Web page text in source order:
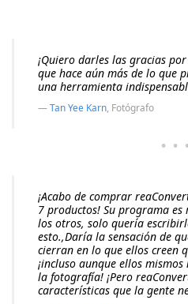
¡Quiero darles las gracias
que hace aún más de lo que
una herramienta
Tan Yee Karn , Fotógrafo
···
¡Acabo de comprar
7 productos! Su programa
los otros, solo quería
esto.,Daría la sensación de
cierran en lo que ellos creen
¡incluso aunque ellos
la fotografía! ¡Pero
características que la gente